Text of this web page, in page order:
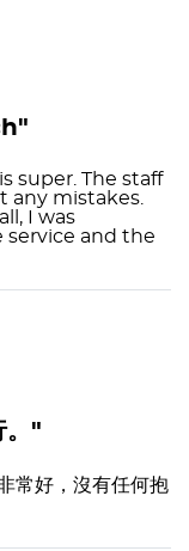
super. The staff
any mistakes.
I was
and the
。"
常好，沒有任何抱